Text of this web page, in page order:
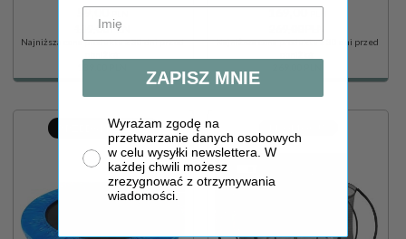
59,00
139,00 PLN
Najniższa cena produktu z 30 dni przed
169,00
Najniższa cena produktu z 30 dni przed
PRZEDSPRZEDAŻ
ZAPISZ MNIE
Wyrażam zgodę na
przetwarzanie danych osobowych
w celu wysyłki newslettera. W
każdej chwili możesz
zrezygnować z otrzymywania
wiadomości.